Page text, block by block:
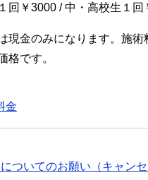
回￥3000 / 中・高校生１回
現金のみになります。施術
格です。
金
ついてのお願い（キャンセ